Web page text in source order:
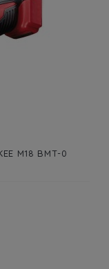
M18 BMT-0